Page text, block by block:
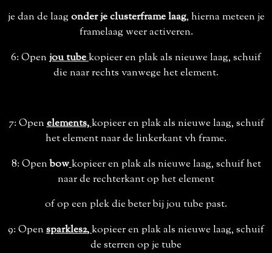
je dan de laag onder je clusterframe laag, hierna meteen je
framelaag weer activeren.
6: Openjou tubekopieer en plak als nieuwe laag, schuif
die naar rechts vanwege het element.
7: Openelements,kopieer en plak als nieuwe laag, schuif
het element naar de linkerkant vh frame.
8: Openbowkopieer en plak als nieuwe laag, schuif het
naar de rechterkant op het element
of op een plek die beter bij jou tube past.
9: Opensparkles2,kopieer en plak als nieuwe laag, schuif
de sterren op je tube